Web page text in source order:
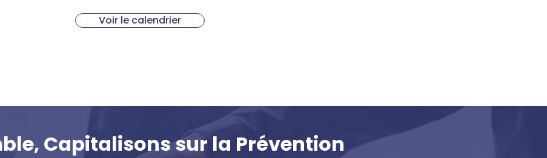
Voir le calendrier
Capitalisons sur la Prévention